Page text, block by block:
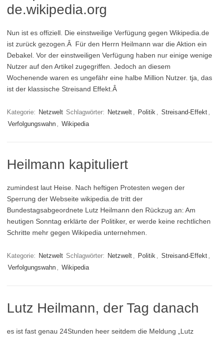
de.wikipedia.org
Nun ist es offiziell. Die einstweilige Verfügung gegen Wikipedia.de
ist zurück gezogen.Â Für den Herrn Heilmann war die Aktion ein
Debakel. Vor der einstweiligen Verfügung haben nur einige wenige
Nutzer auf den Artikel zugegriffen. Jedoch an diesem
Wochenende waren es ungefähr eine halbe Million Nutzer. tja, das
ist der klassische Streisand Effekt.Â
Kategorie: Netzwelt Schlagwörter: Netzwelt , Politik , Streisand-Effekt ,
Verfolgungswahn , Wikipedia
Heilmann kapituliert
zumindest laut Heise. Nach heftigen Protesten wegen der
Sperrung der Webseite wikipedia.de tritt der
Bundestagsabgeordnete Lutz Heilmann den Rückzug an: Am
heutigen Sonntag erklärte der Politiker, er werde keine rechtlichen
Schritte mehr gegen Wikipedia unternehmen.
Kategorie: Netzwelt Schlagwörter: Netzwelt , Politik , Streisand-Effekt ,
Verfolgungswahn , Wikipedia
Lutz Heilmann, der Tag danach
es ist fast genau 24Stunden heer seitdem die Meldung „Lutz